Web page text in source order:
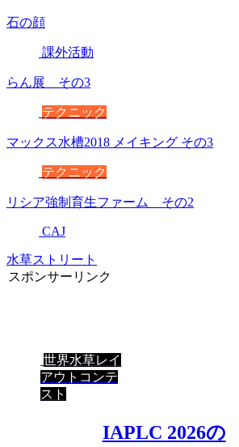
石の顔
課外活動
らん展 その3
テクニック
マックス水槽2018 メイキング その3
テクニック
リシア強制育生ファーム その2
CAJ
水草ストリート
スポンサーリンク
世界水草レイ
アウトコンテ
スト
IAPLC 2026の